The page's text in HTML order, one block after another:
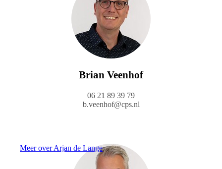
Brian Veenhof
06 21 89 39 79
b.veenhof@cps.nl
Meer over Arjan de Lange